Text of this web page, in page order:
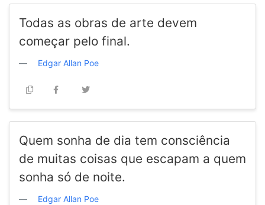
Todas as obras de arte devem
começar pelo final.
Edgar Allan Poe
Quem sonha de dia tem consciência
de muitas coisas que escapam a quem
sonha só de noite.
Edgar Allan Poe